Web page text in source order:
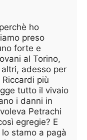
ho
preso
forte e
al Torino,
adesso per
più
tutto il vivaio
i danni in
Petrachi
egregie? E
stamo a pagà